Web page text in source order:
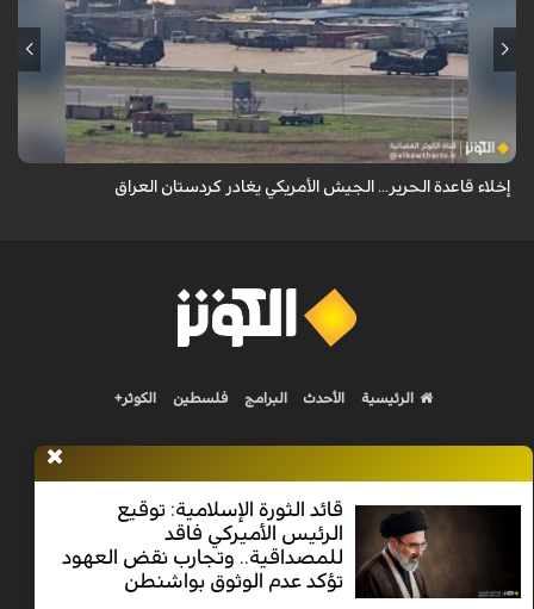
أكدت مصادر مطلعة في العراق أن القوات الأمريكية بدأت بإخلاء مراكز الدعم
اللوجستي داخل قاعدة الحرير قرب أربيل بكردستان العراق، لا سيما المجمع
الكبير الذ...
إخلاء قاعدة الحرير... الجيش الأمريكي يغادر كردستان العراق
قائد الثورة الإسلامية: توقيع
الرئيس الأميركي فاقد
للمصداقية.. وتجارب نقض العهود
تؤكد عدم الوثوق بواشنطن
الرئيسية الأحدث البرامج فلسطين الكوثر+
Nilesat 11900 V | Badr 8 11747 V | Badr5 12284 V